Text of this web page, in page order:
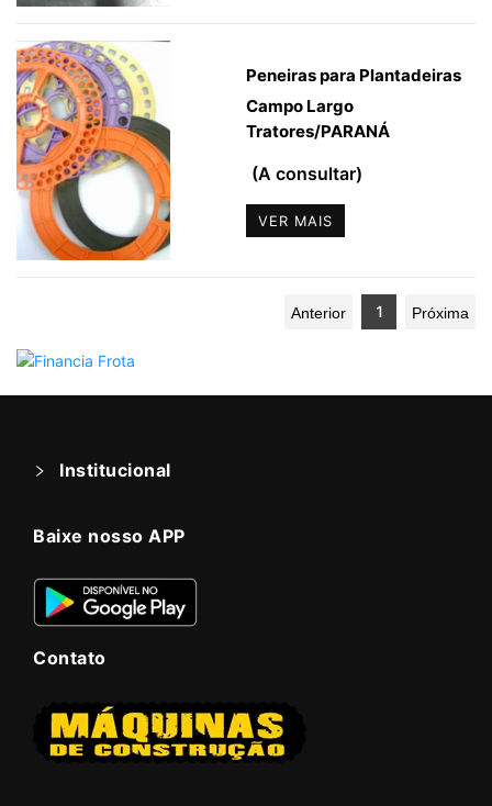
Peneiras para Plantadeiras
Campo Largo
Tratores/PARANÁ
(A consultar)
VER MAIS
Anterior 1 Próxima
Institucional
Baixe nosso APP
Contato